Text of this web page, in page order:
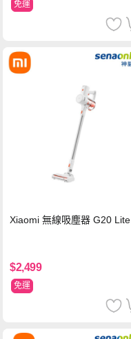
免運
Xiaomi 無線吸塵器 G20 Lite
$2,499
免運